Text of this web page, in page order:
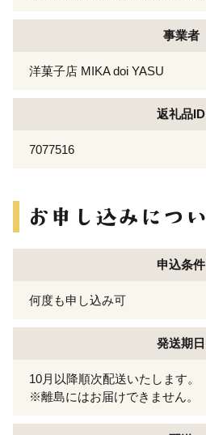
事業者
洋菓子店 MIKA doi YASU
返礼品ID
7077516
申込条件
何度も申し込み可
発送期日
10月以降順次配送いたします。
※離島にはお届けできません。